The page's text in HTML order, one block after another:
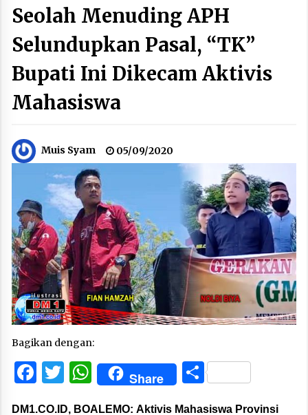
Seolah Menuding APH
Selundupkan Pasal, “TK”
Bupati Ini Dikecam Aktivis
Mahasiswa
Muis Syam 05/09/2020
Bagikan dengan:
Facebook
Twitter
WhatsApp
Share Share
DM1.CO.ID, BOALEMO: Aktivis Mahasiswa Provinsi